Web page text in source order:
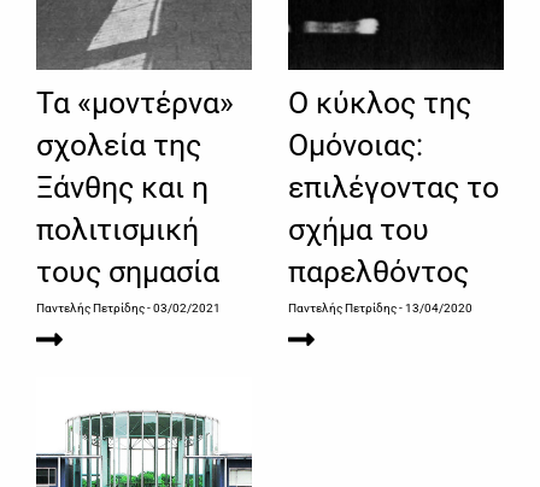
Τα «μοντέρνα»
σχολεία της
Ξάνθης και η
πολιτισμική
τους σημασία
Παντελής Πετρίδης- 03/02/2021
Ο κύκλος της
Ομόνοιας:
επιλέγοντας το
σχήμα του
παρελθόντος
Παντελής Πετρίδης- 13/04/2020